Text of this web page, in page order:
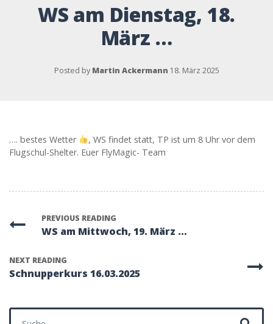
WS am Dienstag, 18.
März …
Posted by Martin Ackermann 18. März 2025
…. bestes Wetter
, WS findet statt, TP ist um 8 Uhr vor dem
Flugschul-Shelter. Euer FlyMagic- Team
PREVIOUS READING
WS am Mittwoch, 19. März …
NEXT READING
Schnupperkurs 16.03.2025
Suchen nach: